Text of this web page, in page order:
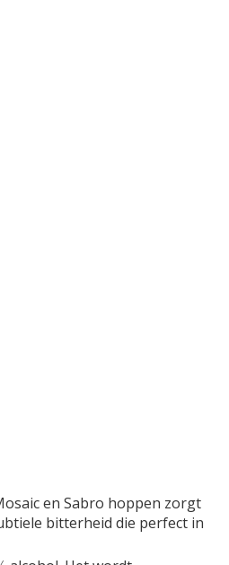
en Sabro hoppen zorgt
bitterheid die perfect in